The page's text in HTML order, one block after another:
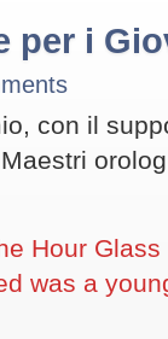
per i
con il
Hour
was a